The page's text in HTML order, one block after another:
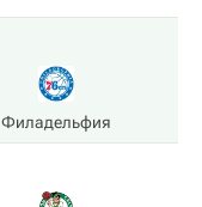
Филадельфия